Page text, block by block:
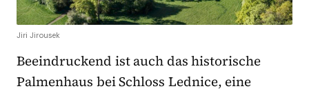
Jiri Jirousek
Beeindruckend ist auch das historische
Palmenhaus bei Schloss Lednice, eine